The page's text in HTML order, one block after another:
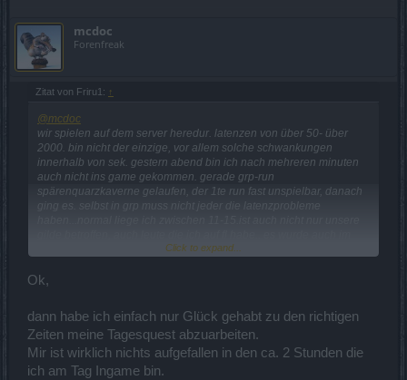
mcdoc
Forenfreak
Zitat von Friru1: ↑
@mcdoc
wir spielen auf dem server heredur. latenzen von über 50- über
2000. bin nicht der einzige, vor allem solche schwankungen
innerhalb von sek. gestern abend bin ich nach mehreren minuten
auch nicht ins game gekommen. gerade grp-run
spärenquarzkaverne gelaufen, der 1te run fast unspielbar, danach
ging es. selbst in grp muss nicht jeder die latenzprobleme
deutschen forum darüber berichtet... du weisst ja, info gibts hier
ist dann nicht erreichbar von dso, das sagt ja wohl alles...
Click to expand...
Ok,
dann habe ich einfach nur Glück gehabt zu den richtigen
Zeiten meine Tagesquest abzuarbeiten.
Mir ist wirklich nichts aufgefallen in den ca. 2 Stunden die
ich am Tag Ingame bin.